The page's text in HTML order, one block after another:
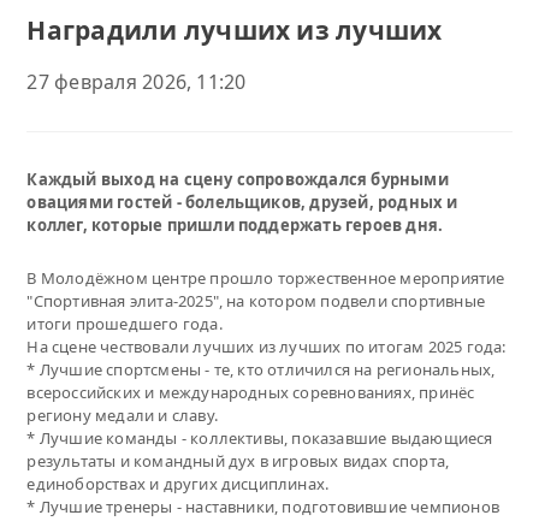
Наградили лучших из лучших
27 февраля 2026, 11:20
Каждый выход на сцену сопровождался бурными
овациями гостей - болельщиков, друзей, родных и
коллег, которые пришли поддержать героев дня.
В Молодёжном центре прошло торжественное мероприятие
"Спортивная элита‑2025", на котором подвели спортивные
итоги прошедшего года.
На сцене чествовали лучших из лучших по итогам 2025 года:
* Лучшие спортсмены - те, кто отличился на региональных,
всероссийских и международных соревнованиях, принёс
региону медали и славу.
* Лучшие команды - коллективы, показавшие выдающиеся
результаты и командный дух в игровых видах спорта,
единоборствах и других дисциплинах.
* Лучшие тренеры - наставники, подготовившие чемпионов